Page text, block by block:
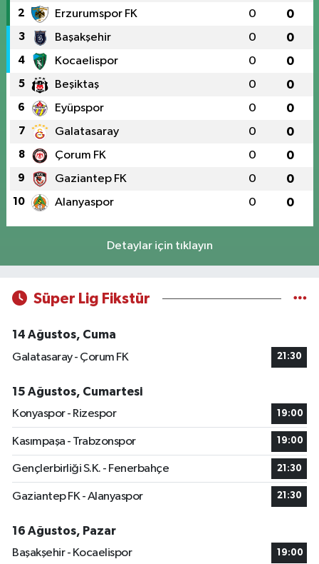
2 Erzurumspor FK 0 0
3 Başakşehir 0 0
4 Kocaelispor 0 0
5 Beşiktaş 0 0
6 Eyüpspor 0 0
7 Galatasaray 0 0
8 Çorum FK 0 0
9 Gaziantep FK 0 0
10 Alanyaspor 0 0
Detaylar için tıklayın
Süper Lig Fikstür
14 Ağustos, Cuma
Galatasaray - Çorum FK
21:30
15 Ağustos, Cumartesi
Konyaspor - Rizespor
19:00
Kasımpaşa - Trabzonspor 19:00
Gençlerbirliği S.K. - Fenerbahçe 21:30
Gaziantep FK - Alanyaspor 21:30
16 Ağustos, Pazar
Başakşehir - Kocaelispor
19:00